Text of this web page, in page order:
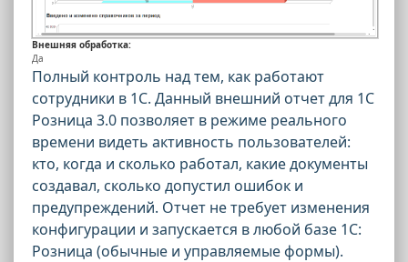
Внешняя обработка:
Да
Полный контроль над тем, как работают
сотрудники в 1С. Данный внешний отчет для 1С
Розница 3.0 позволяет в режиме реального
времени видеть активность пользователей:
кто, когда и сколько работал, какие документы
создавал, сколько допустил ошибок и
предупреждений. Отчет не требует изменения
конфигурации и запускается в любой базе 1С:
Розница (обычные и управляемые формы).